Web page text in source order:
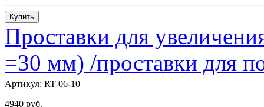
Купить
Проставки для
=30 мм) /проставки для
Артикул: RT-06-10
4940 руб.